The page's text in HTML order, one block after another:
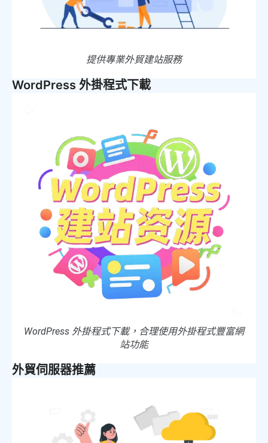
提供專業外貿建站服務
WordPress 外掛程式下載
WordPress 外掛程式下載，合理使用外掛程式豐富網
站功能
外貿伺服器推薦